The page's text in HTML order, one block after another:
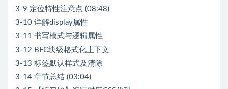
3-9 定位特性注意点 (08:48)
3-10 详解display属性
3-11 书写模式与逻辑属性
3-12 BFC块级格式化上下文
3-13 标签默认样式及清除
3-14 章节总结 (03:04)